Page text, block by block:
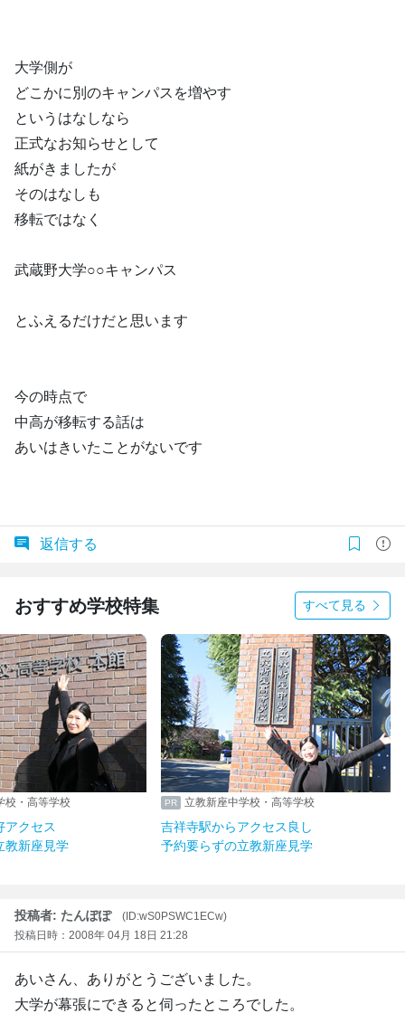
大学側が
どこかに別のキャンパスを増やす
というはなしなら
正式なお知らせとして
紙がきましたが
そのはなしも
移転ではなく
武蔵野大学○○キャンパス
とふえるだけだと思います
今の時点で
中高が移転する話は
あいはきいたことがないです
返信する
おすすめ学校特集 すべて見る
校・高等学校
アクセス
教新座見学
立教新座中学校・高等学校
吉祥寺駅からアクセス良し
予約要らずの立教新座見学
投稿者: たんぽぽ
(ID:wS0PSWC1ECw)
投稿日時：2008年 04月 18日 21:28
あいさん、ありがとうございました。
大学が幕張にできると伺ったところでした。